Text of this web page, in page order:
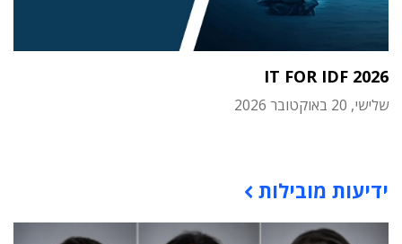
IT FOR IDF 2026
שלישי, 20 באוקטובר 2026
ידיעות מובילות